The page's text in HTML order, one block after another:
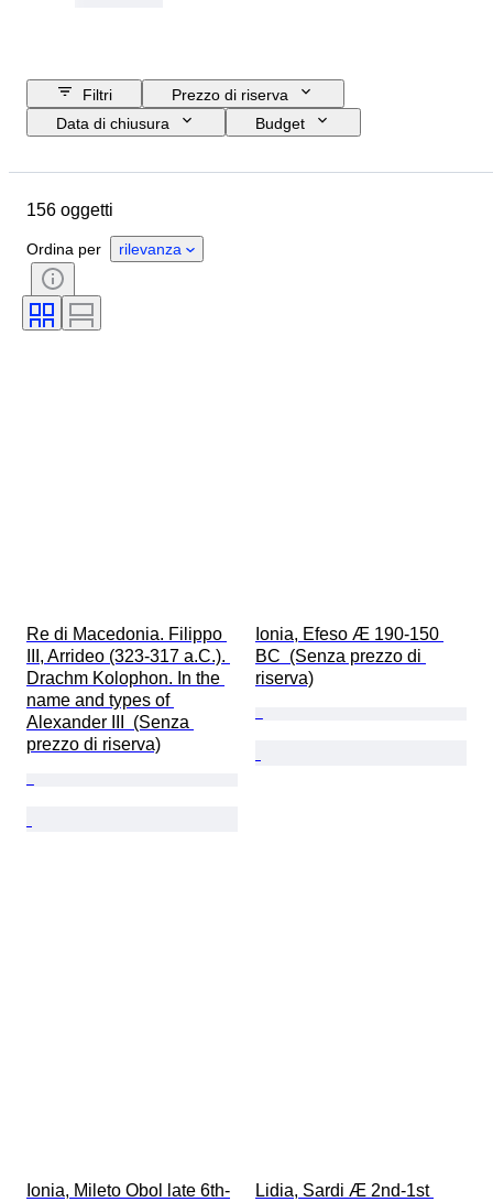
Filtri
Prezzo di riserva
Data di chiusura
Budget
Condizioni
Sovrano/epoca
Tipo di moneta
156 oggetti
Ordina per rilevanza
Re di Macedonia. Filippo
III, Arrideo (323-317 a.C.).
Drachm Kolophon. In the
name and types of
Alexander III  (Senza
prezzo di riserva)
Ionia, Efeso Æ 190-150
BC  (Senza prezzo di
riserva)
Ionia, Mileto Obol late 6th-
Lidia, Sardi Æ 2nd-1st